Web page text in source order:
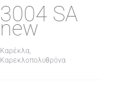
3004 SA
new
Καρέκλα,
Καρεκλοπολυθρόνα